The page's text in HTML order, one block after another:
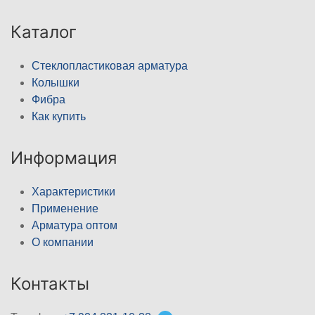
Каталог
Стеклопластиковая арматура
Колышки
Фибра
Как купить
Информация
Характеристики
Применение
Арматура оптом
О компании
Контакты